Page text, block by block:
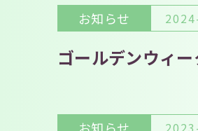
お知らせ
ゴールデンウィ